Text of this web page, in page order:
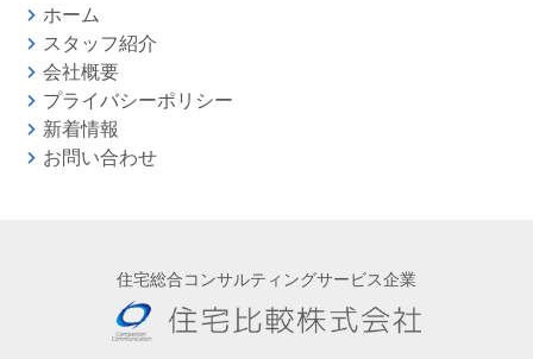
ホーム
スタッフ紹介
会社概要
プライバシーポリシー
新着情報
お問い合わせ
住宅総合コンサルティングサービス企業